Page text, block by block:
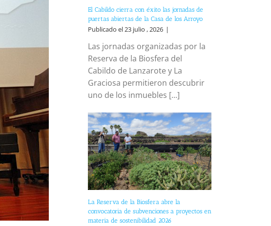
El Cabildo cierra con éxito las jornadas de
puertas abiertas de la Casa de los Arroyo
Publicado el 23 julio , 2026 |
Las jornadas organizadas por la
Reserva de la Biosfera del
Cabildo de Lanzarote y La
Graciosa permitieron descubrir
uno de los inmuebles [...]
La Reserva de la Biosfera abre la
convocatoria de subvenciones a proyectos en
materia de sostenibilidad 2026